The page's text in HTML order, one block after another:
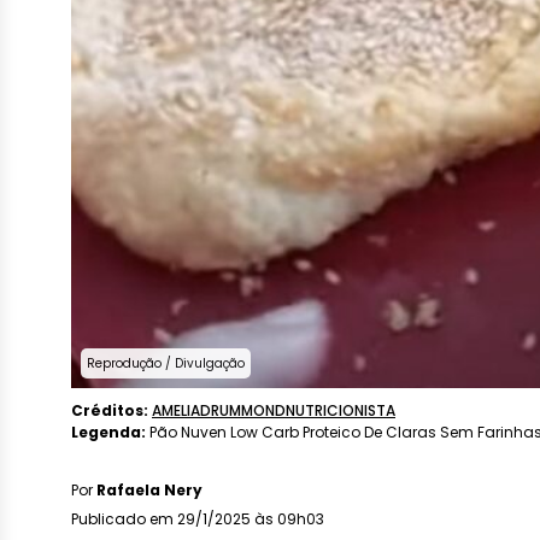
Reprodução / Divulgação
Créditos: AMELIADRUMMONDNUTRICIONISTA
Legenda: Pão Nuven Low Carb Proteico De Claras Sem
Por Rafaela Nery
Publicado em 29/1/2025 às 09h03